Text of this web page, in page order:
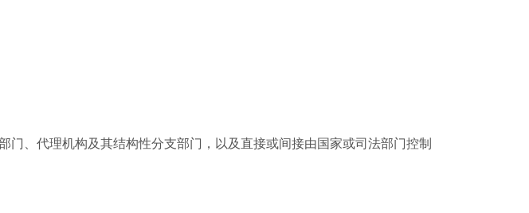
、代理机构及其结构性分支部门，以及直接或间接由国家或司法部门控制